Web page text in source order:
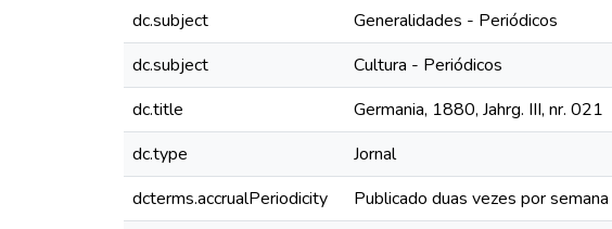
dc.subject
Generalidades - Periódicos
dc.subject
Cultura - Periódicos
dc.title
Germania, 1880, Jahrg. III, nr. 021
dc.type
Jornal
dcterms.accrualPeriodicity
Publicado duas vezes por semana